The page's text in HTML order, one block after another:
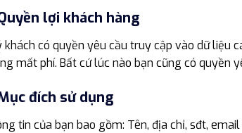
lợi khách hàng
khách có quyền yêu cầu truy cập vào dữ liệu
mất phí. Bất cứ lúc nào bạn cũng có quyền
đích sử dụng
tin của bạn bao gồm: Tên, địa chỉ, sđt,